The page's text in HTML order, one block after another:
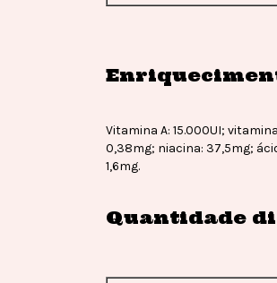
Vitamina A: 15.000UI;
0,38mg; niacina: 37,5mg;
1,6mg.
Quantidade